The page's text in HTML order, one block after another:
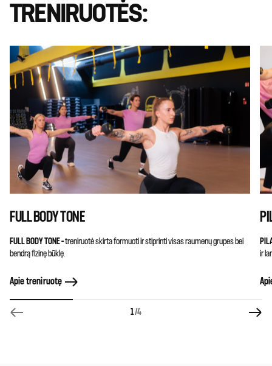
TRENIRUOTĖS:
FULL BODY TONE
FULL BODY TONE –treniruotė skirta formuoti ir stiprinti visas raumenų grupes bei
bendrą fizinę būklę.
Apie treniruotę
ir
1/4